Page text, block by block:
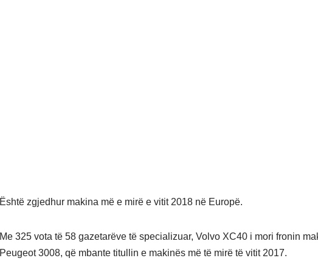
Është zgjedhur makina më e mirë e vitit 2018 në Europë.
Me 325 vota të 58 gazetarëve të specializuar, Volvo XC40 i mori fronin
Peugeot 3008, që mbante titullin e makinës më të mirë të vitit 2017.